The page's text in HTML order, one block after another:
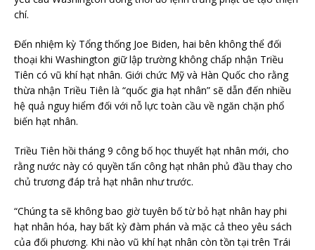
chí.
Đến nhiệm kỳ Tổng thống Joe Biden, hai bên không thể đối
thoại khi Washington giữ lập trường không chấp nhận Triều
Tiên có vũ khí hạt nhân. Giới chức Mỹ và Hàn Quốc cho rằng
thừa nhận Triều Tiên là “quốc gia hạt nhân” sẽ dẫn đến nhiều
hệ quả nguy hiểm đối với nỗ lực toàn cầu về ngăn chặn phổ
biến hạt nhân.
Triều Tiên hồi tháng 9 công bố học thuyết hạt nhân mới, cho
rằng nước này có quyền tấn công hạt nhân phủ đầu thay cho
chủ trương đáp trả hạt nhân như trước.
“Chúng ta sẽ không bao giờ tuyên bố từ bỏ hạt nhân hay phi
hạt nhân hóa, hay bất kỳ đàm phán và mặc cả theo yêu sách
của đối phương. Khi nào vũ khí hạt nhân còn tồn tại trên Trái